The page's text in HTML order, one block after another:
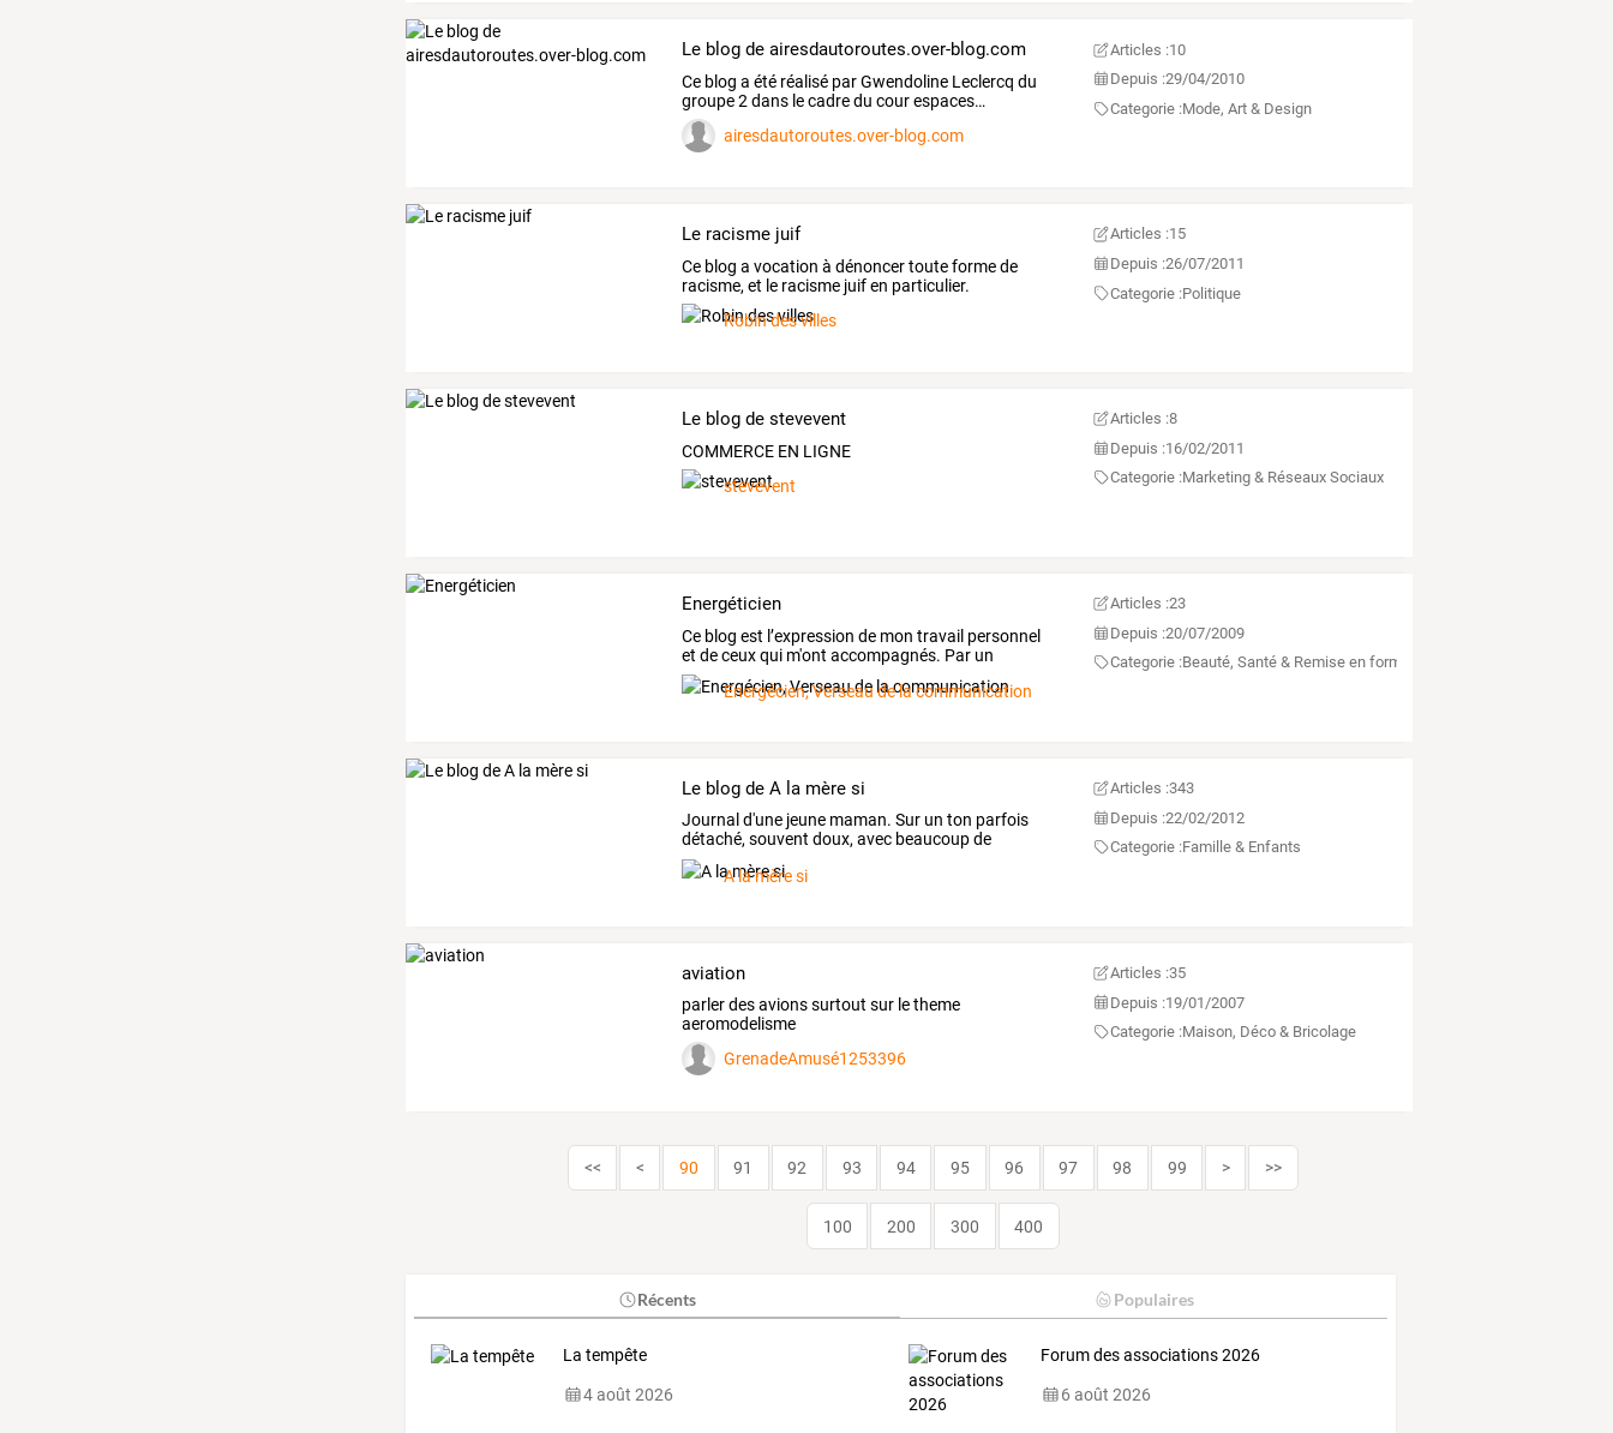
Le blog de airesdautoroutes.over-blog.com
Ce blog a été réalisé parGwendoline Leclercq du
groupe2 dans lecadredu courespaces…
airesdautoroutes.over-blog.com
Articles :10
Depuis :29/04/2010
Categorie :Mode, Art & Design
Le racisme juif
Ce blog a vocation à dénoncer toute forme de
racisme, et le racisme juif en particulier.
Robin des villes
Articles :15
Depuis :26/07/2011
Categorie :Politique
Le blog de stevevent
COMMERCE EN LIGNE
stevevent
Articles :8
Depuis :16/02/2011
Categorie :Marketing & Réseaux Sociaux
Energéticien
Ce blog est l’expression de mon travail personnel
et deceuxqui m'ont accompagnés. Par un
travail
Energécien, Verseau de la communication
Articles :23
Depuis :20/07/2009
Categorie :Beauté, Santé & Remise en forme
Le blog de A la mère si
Journal d'une jeune maman. Sur un ton parfois
détaché,souvent doux,avec beaucoupde
dérision.
A la mère si
Articles :343
Depuis :22/02/2012
Categorie :Famille & Enfants
aviation
parler des avions surtout sur le theme
aeromodelisme
GrenadeAmusé1253396
Articles :35
Depuis :19/01/2007
Categorie :Maison, Déco & Bricolage
<< < 90 91 92 93 94 95 96 97 98 99 > >>
100 200 300 400
Récents Populaires
La tempête
4 août 2026
Forum des associations 2026
6 août 2026